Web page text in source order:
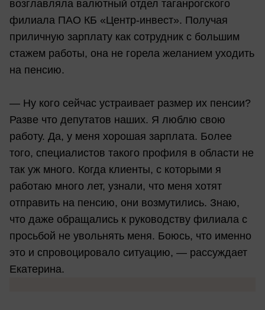
возглавляла валютный отдел таганрогского
филиала ПАО КБ «Центр-инвест». Получая
приличную зарплату как сотрудник с большим
стажем работы, она не горела желанием уходить
на пенсию.
— Ну кого сейчас устраивает размер их пенсии?
Разве что депутатов наших. Я люблю свою
работу. Да, у меня хорошая зарплата. Более
того, специалистов такого профиля в области не
так уж много. Когда клиенты, с которыми я
работаю много лет, узнали, что меня хотят
отправить на пенсию, они возмутились. Знаю,
что даже обращались к руководству филиала с
просьбой не увольнять меня. Боюсь, что именно
это и спровоцировало ситуацию, — рассуждает
Екатерина.